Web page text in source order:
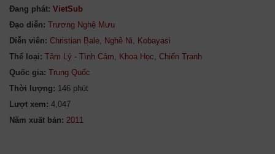
Đang phát: VietSub
Đạo diễn: Trương Nghệ Mưu
Diễn viên: Christian Bale, Nghê Ni, Kobayasi
Thể loại: Tâm Lý - Tình Cảm, Khoa Học, Chiến Tranh
Quốc gia: Trung Quốc
Thời lượng: 146 phút
Lượt xem: 4,047
Năm xuất bản: